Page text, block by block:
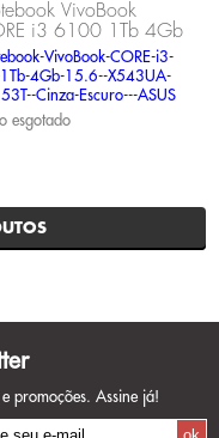
VivoBook
i3 6100 1Tb 4Gb
Cinza Escuro
esgotado
promoções. Assine já!